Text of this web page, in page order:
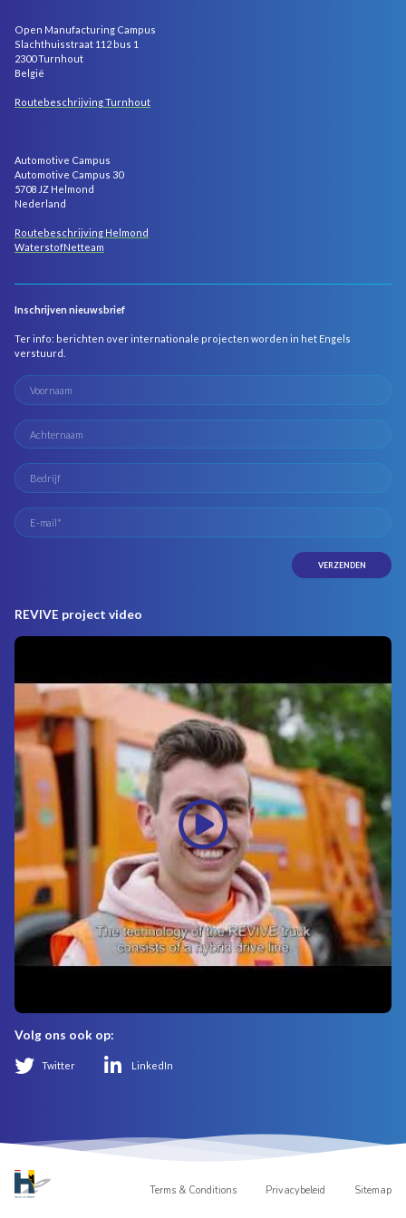
Open Manufacturing Campus
Slachthuisstraat 112 bus 1
2300 Turnhout
België
Routebeschrijving Turnhout
Automotive Campus
Automotive Campus 30
5708 JZ Helmond
Nederland
Routebeschrijving Helmond
WaterstofNetteam
Inschrijven nieuwsbrief
Ter info: berichten over internationale projecten worden in het Engels
verstuurd.
REVIVE project video
Volg ons ook op:
Twitter LinkedIn
Terms & Conditions Privacybeleid Sitemap